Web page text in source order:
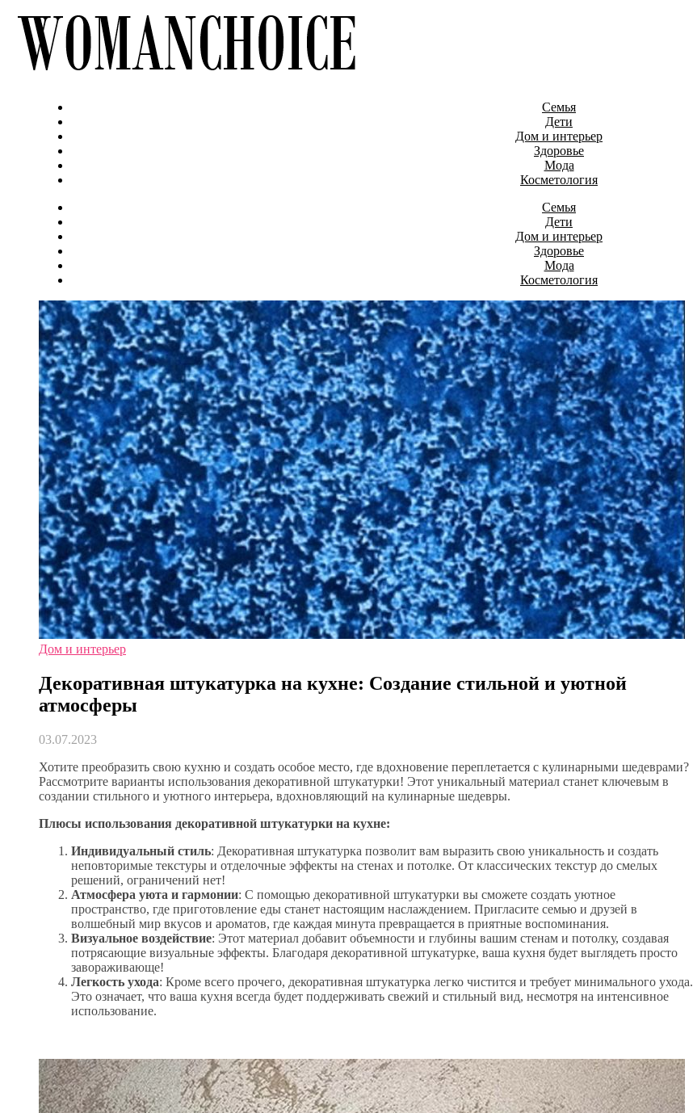
Семья
Дети
Дом и интерьер
Здоровье
Мода
Косметология
Семья
Дети
Дом и интерьер
Здоровье
Мода
Косметология
Дом и интерьер
Декоративная штукатурка на кухне: Создание стильной и уютной
атмосферы
03.07.2023
Хотите преобразить свою кухню и создать особое место, где вдохновение переплетается с кулинарными шедеврами?
Рассмотрите варианты использования декоративной штукатурки! Этот уникальный материал станет ключевым в
создании стильного и уютного интерьера, вдохновляющий на кулинарные шедевры.
Плюсы использования декоративной штукатурки на кухне:
Индивидуальный стиль: Декоративная штукатурка позволит вам выразить свою уникальность и создать
неповторимые текстуры и отделочные эффекты на стенах и потолке. От классических текстур до смелых
решений, ограничений нет!
Атмосфера уюта и гармонии: С помощью декоративной штукатурки вы сможете создать уютное
пространство, где приготовление еды станет настоящим наслаждением. Пригласите семью и друзей в
волшебный мир вкусов и ароматов, где каждая минута превращается в приятные воспоминания.
Визуальное воздействие: Этот материал добавит объемности и глубины вашим стенам и потолку, создавая
потрясающие визуальные эффекты. Благодаря декоративной штукатурке, ваша кухня будет выглядеть просто
завораживающе!
Легкость ухода: Кроме всего прочего, декоративная штукатурка легко чистится и требует минимального ухода.
Это означает, что ваша кухня всегда будет поддерживать свежий и стильный вид, несмотря на интенсивное
использование.